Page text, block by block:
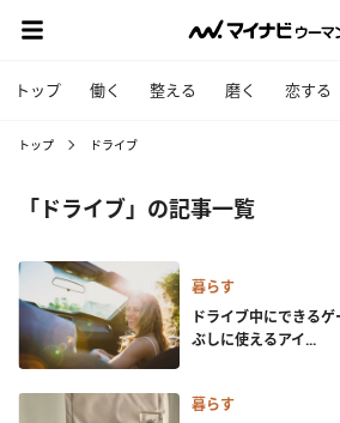
トップ 働く 整える 磨く 恋する
トップ ドライブ
「ドライブ」の記事一覧
暮らす
ドライブ中にできる
ぶしに使えるアイ...
暮らす